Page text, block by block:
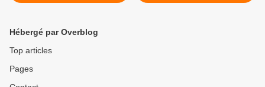
Hébergé par Overblog
Top articles
Pages